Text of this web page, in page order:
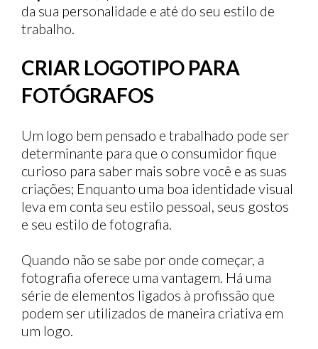
da sua personalidade e até do seu estilo de
trabalho.
CRIAR LOGOTIPO PARA
FOTÓGRAFOS
Um logo bem pensado e trabalhado pode ser
determinante para que o consumidor fique
curioso para saber mais sobre você e as suas
criações; Enquanto uma boa identidade visual
leva em conta seu estilo pessoal, seus gostos
e seu estilo de fotografia.
Quando não se sabe por onde começar, a
fotografia oferece uma vantagem. Há uma
série de elementos ligados à profissão que
podem ser utilizados de maneira criativa em
um logo.